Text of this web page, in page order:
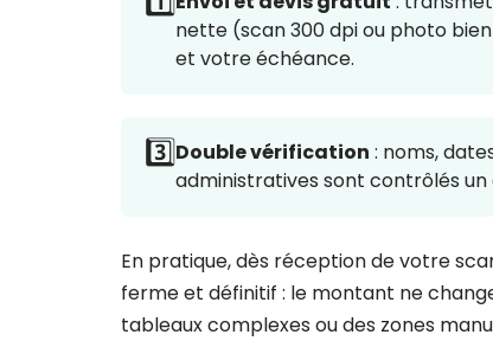
nette (scan 300 dpi ou photo
et votre échéance.
3️⃣Double vérification : noms,
administratives sont contrôlés un
En pratique, dès réception de votre
ferme et définitif : le montant ne
tableaux complexes ou des zones